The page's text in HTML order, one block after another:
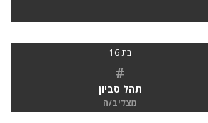
בת 16
#
תהל סביון
מצליב/ה